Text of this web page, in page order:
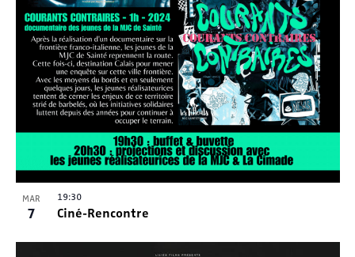
MAR
7
19:30
Ciné-Rencontre